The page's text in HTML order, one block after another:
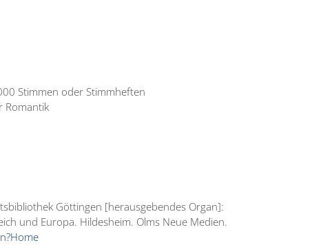
Stimmen oder Stimmheften
Romantik
Göttingen [herausgebendes Organ]:
und Europa. Hildesheim. Olms Neue Medien.